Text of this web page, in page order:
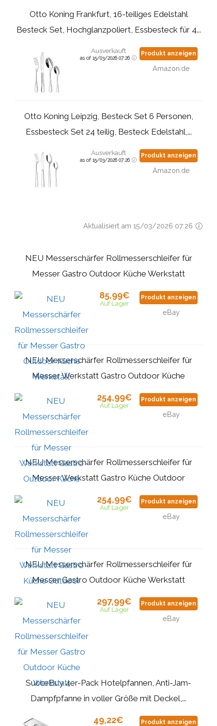
Otto Koning Frankfurt, 16-teiliges Edelstahl
Besteck Set, Hochglanzpoliert, Essbesteck für 4...
Ausverkauft
as of 15/03/2026 07:26
Produkt anzeigen
Amazon.de
Otto Koning Leipzig, Besteck Set 6 Personen,
Essbesteck Set 24 teilig, Besteck Edelstahl,...
Ausverkauft
as of 15/03/2026 07:26
Produkt anzeigen
Amazon.de
Aktualisiert am 15/03/2026 07:26
NEU Messerschärfer Rollmesserschleifer für
Messer Gastro Outdoor Küche Werkstatt
85,99€
Auf Lager
Produkt anzeigen
eBay
NEU Messerschärfer Rollmesserschleifer für
Messer Werkstatt Gastro Outdoor Küche
254,99€
Auf Lager
Produkt anzeigen
eBay
NEU Messerschärfer Rollmesserschleifer für
Messer Werkstatt Gastro Küche Outdoor
254,99€
Auf Lager
Produkt anzeigen
eBay
NEU Messerschärfer Rollmesserschleifer für
Messer Gastro Outdoor Küche Werkstatt
297,99€
Auf Lager
Produkt anzeigen
eBay
SucceBuy 4er-Pack Hotelpfannen, Anti-Jam-
Dampfpfanne in voller Größe mit Deckel,...
49,22€ Produkt anzeigen